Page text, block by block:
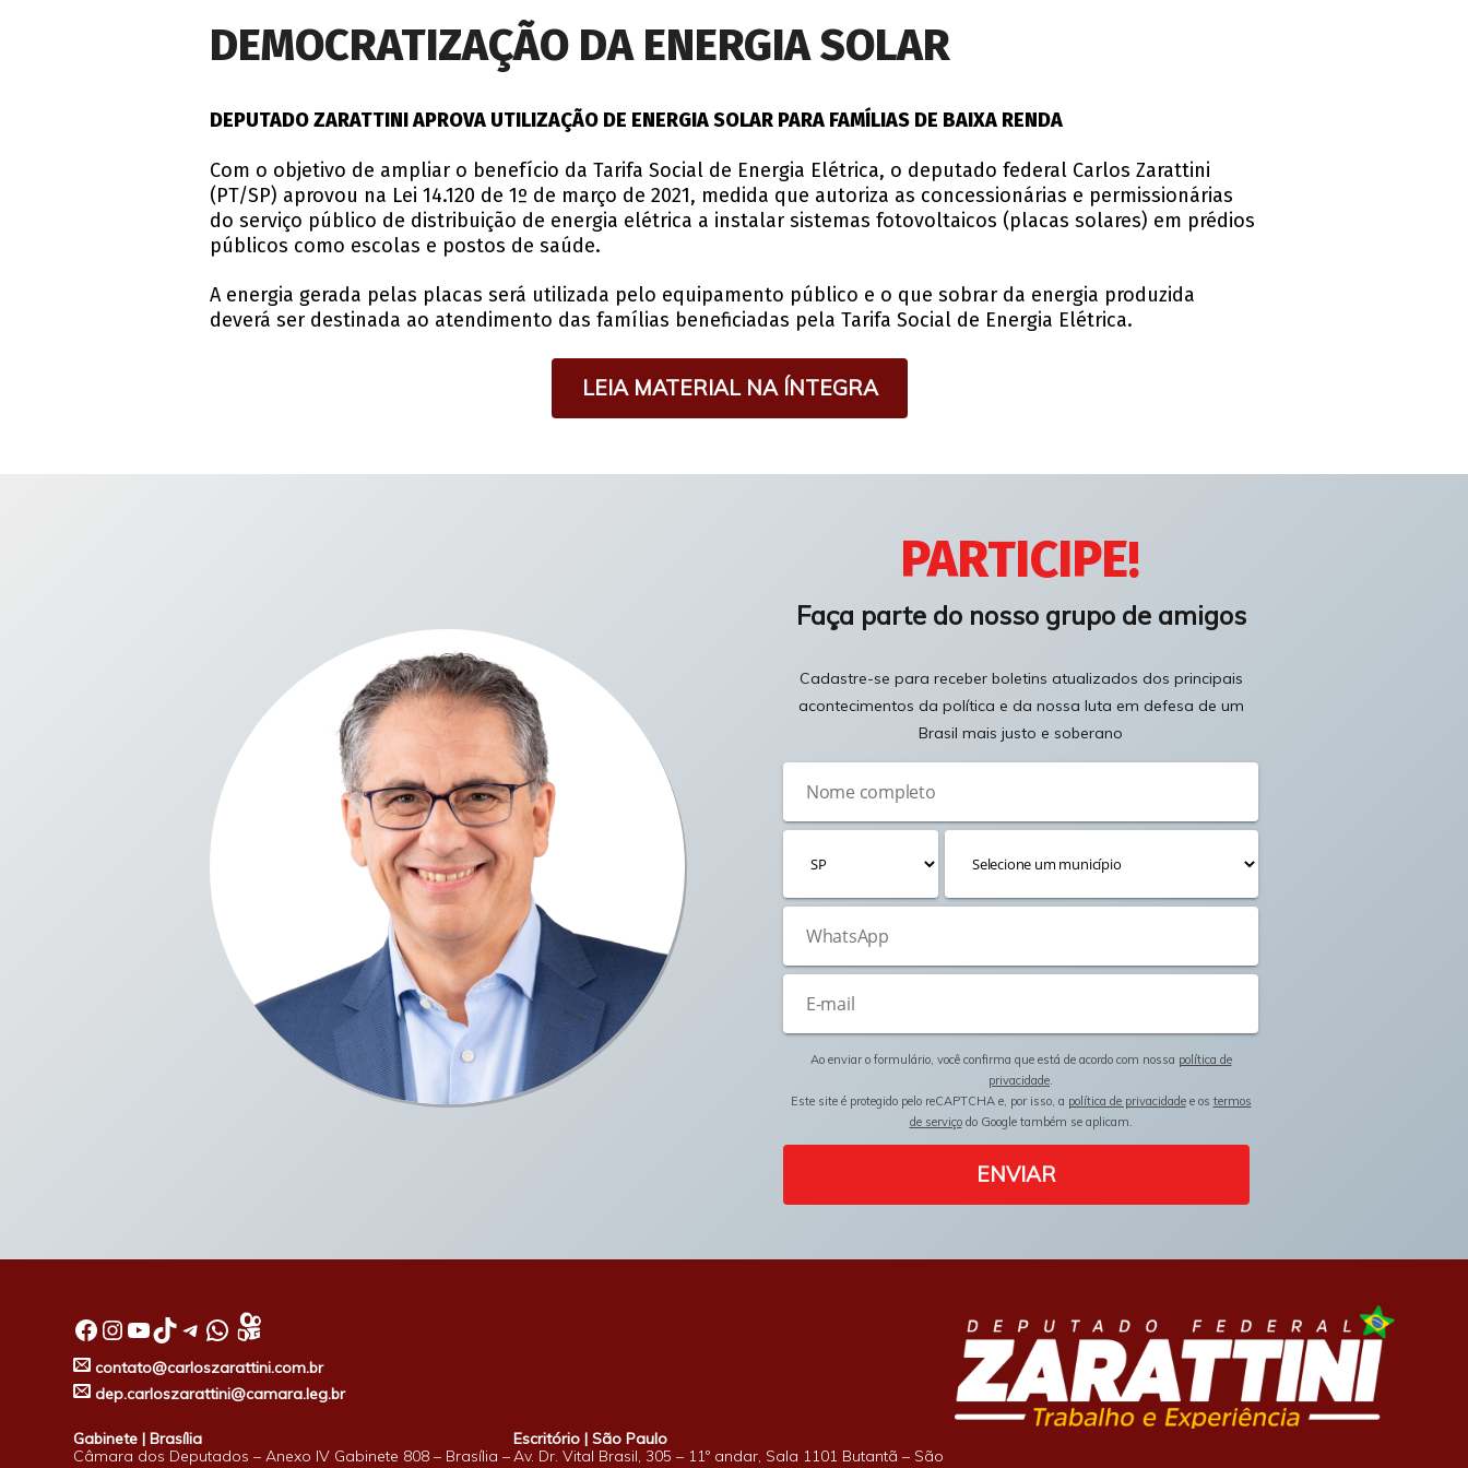
DEMOCRATIZAÇÃO DA ENERGIA SOLAR
DEPUTADO ZARATTINI APROVA UTILIZAÇÃO DE ENERGIA SOLAR PARA FAMÍLIAS DE BAIXA RENDA
Com o objetivo de ampliar o benefício da Tarifa Social de Energia Elétrica, o deputado federal Carlos Zarattini
(PT/SP) aprovou na Lei 14.120 de 1º de março de 2021, medida que autoriza as concessionárias e permissionárias
do serviço público de distribuição de energia elétrica a instalar sistemas fotovoltaicos (placas solares) em prédios
públicos como escolas e postos de saúde.
A energia gerada pelas placas será utilizada pelo equipamento público e o que sobrar da energia produzida
deverá ser destinada ao atendimento das famílias beneficiadas pela Tarifa Social de Energia Elétrica.
LEIA MATERIAL NA ÍNTEGRA
PARTICIPE!
Faça parte do nosso grupo de amigos
Cadastre-se para receber boletins atualizados dos principais
acontecimentos da política e da nossa luta em defesa de um
Brasil mais justo e soberano
Ao enviar o formulário, você confirma que está de acordo com nossa política de
privacidade
Este site é protegido pelo reCAPTCHA e, por isso, a política de privacidadee os termos
de serviçodo Google também se aplicam.
ENVIAR
Facebook InstagramYoutube TikTok Telegram WhatsApp
contato@carloszarattini.com.br
dep.carloszarattini@camara.leg.br
Gabinete | Brasília
Câmara dos Deputados – Anexo IV Gabinete 808 – Brasília –
Escritório | São Paulo
Av. Dr. Vital Brasil, 305 – 11º andar, Sala 1101 Butantã – São